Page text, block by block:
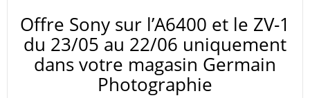
Offre Sony sur l’A6400 et le ZV-1
du 23/05 au 22/06 uniquement
dans votre magasin Germain
Photographie